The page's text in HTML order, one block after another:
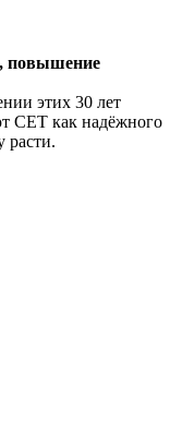
повышение
этих 30 лет
CET как надёжного
расти.